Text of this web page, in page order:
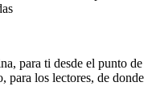
para ti desde el punto de
para los lectores, de donde